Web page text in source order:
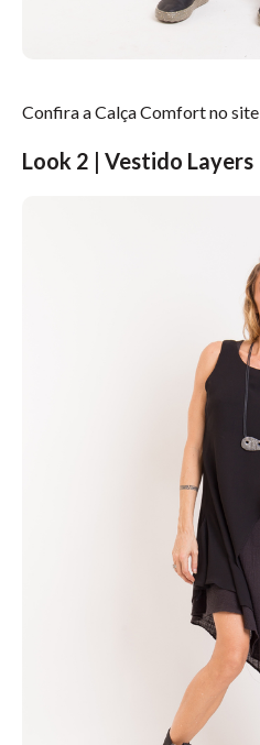
Confira a Calça Comfort no site
Look 2 | Vestido Layers